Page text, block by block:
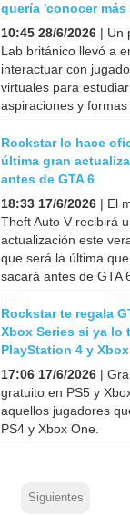
quería 'conocer
10:45 28/6/2026 | Un
Lab británico llevó a
interactuar con
virtuales para
aspiraciones y formas
Rockstar lo hace
última gran
antes de GTA 6
18:33 17/6/2026 | El
Theft Auto V recibirá
actualización este
que será la última
sacará antes de GTA
Rockstar te regala
Xbox Series si ya lo
PlayStation 4 y
17:06 17/6/2026 |
gratuito en PS5 y
aquellos jugadores
PS4 y Xbox One.
Siguientes